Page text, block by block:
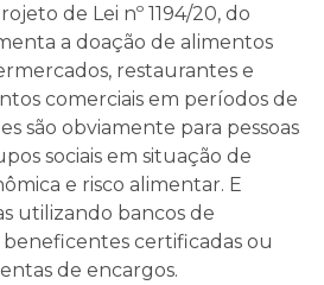
de Lei nº 1194/20, do
a doação de alimentos
restaurantes e
comerciais em períodos de
são obviamente para pessoas
sociais em situação de
e risco alimentar. E
utilizando bancos de
certificadas ou
de encargos.